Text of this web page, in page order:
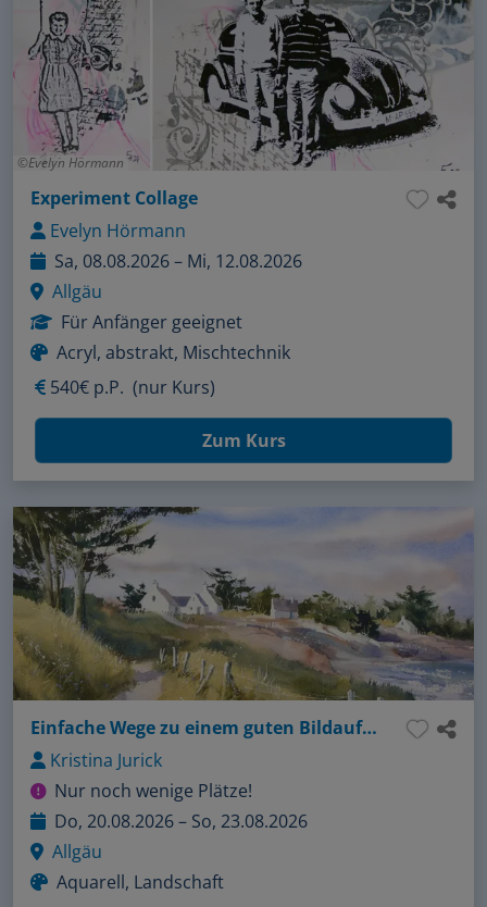
Evelyn Hörmann
Experiment Collage
Evelyn Hörmann
Sa, 08.08.2026 – Mi, 12.08.2026
Allgäu
Für Anfänger geeignet
Acryl, abstrakt, Mischtechnik
540€ p.P. (nur Kurs)
Zum Kurs
Einfache Wege zu einem guten Bildaufbau
Kristina Jurick
Nur noch wenige Plätze!
Do, 20.08.2026 – So, 23.08.2026
Allgäu
Aquarell, Landschaft